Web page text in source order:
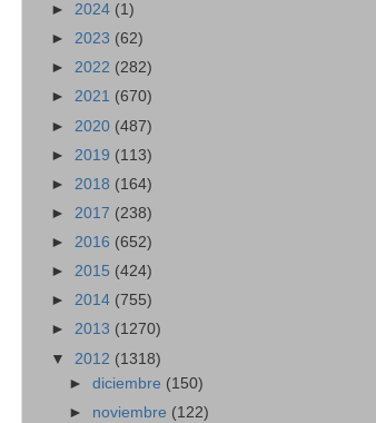
► 2024 (1)
► 2023 (62)
► 2022 (282)
► 2021 (670)
► 2020 (487)
► 2019 (113)
► 2018 (164)
► 2017 (238)
► 2016 (652)
► 2015 (424)
► 2014 (755)
► 2013 (1270)
▼ 2012 (1318)
►diciembre (150)
► noviembre (122)